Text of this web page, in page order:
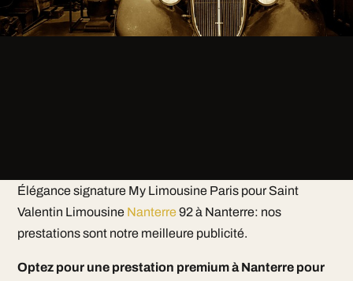
Élégance signature My Limousine Paris pour Saint
Valentin Limousine Nanterre92 à Nanterre: nos
prestations sont notre meilleure publicité.
Optez pour une prestation premium à Nanterre pour